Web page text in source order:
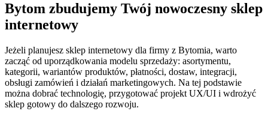
Bytom zbudujemy Twój nowoczesny sklep
internetowy
Jeżeli planujesz sklep internetowy dla firmy z Bytomia, warto
zacząć od uporządkowania modelu sprzedaży: asortymentu,
kategorii, wariantów produktów, płatności, dostaw, integracji,
obsługi zamówień i działań marketingowych. Na tej podstawie
można dobrać technologię, przygotować projekt UX/UI i wdrożyć
sklep gotowy do dalszego rozwoju.